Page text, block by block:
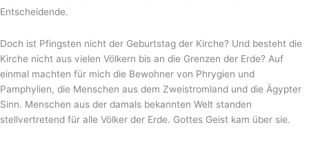
Entscheidende.
Doch ist Pfingsten nicht der Geburtstag der Kirche? Und besteht die
Kirche nicht aus vielen Völkern bis an die Grenzen der Erde? Auf
einmal machten für mich die Bewohner von Phrygien und
Pamphylien, die Menschen aus dem Zweistromland und die Ägypter
Sinn. Menschen aus der damals bekannten Welt standen
stellvertretend für alle Völker der Erde. Gottes Geist kam über sie.